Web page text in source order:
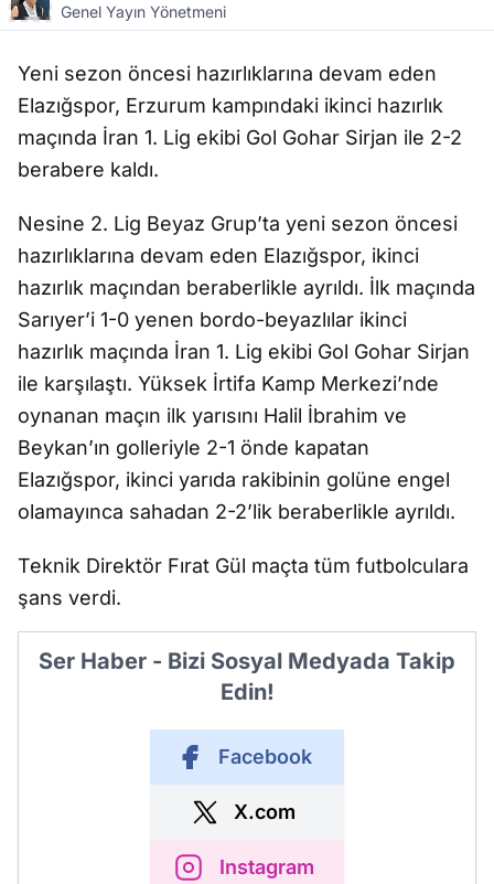
Genel Yayın Yönetmeni
Yeni sezon öncesi hazırlıklarına devam eden
Elazığspor, Erzurum kampındaki ikinci hazırlık
maçında İran 1. Lig ekibi Gol Gohar Sirjan ile 2-2
berabere kaldı.
Nesine 2. Lig Beyaz Grup’ta yeni sezon öncesi
hazırlıklarına devam eden Elazığspor, ikinci
hazırlık maçından beraberlikle ayrıldı. İlk maçında
Sarıyer’i 1-0 yenen bordo-beyazlılar ikinci
hazırlık maçında İran 1. Lig ekibi Gol Gohar Sirjan
ile karşılaştı. Yüksek İrtifa Kamp Merkezi’nde
oynanan maçın ilk yarısını Halil İbrahim ve
Beykan’ın golleriyle 2-1 önde kapatan
Elazığspor, ikinci yarıda rakibinin golüne engel
olamayınca sahadan 2-2’lik beraberlikle ayrıldı.
Teknik Direktör Fırat Gül maçta tüm futbolculara
şans verdi.
Ser Haber - Bizi Sosyal Medyada Takip
Edin!
Facebook
X.com
Instagram